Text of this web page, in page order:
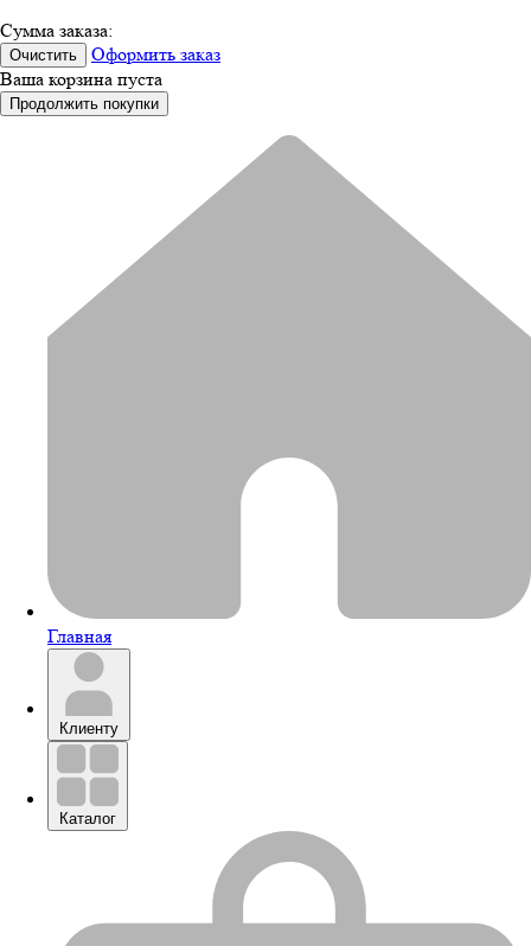
Сумма заказа:
Очистить
Оформить заказ
Ваша корзина пуста
Продолжить покупки
Главная
Клиенту
Каталог